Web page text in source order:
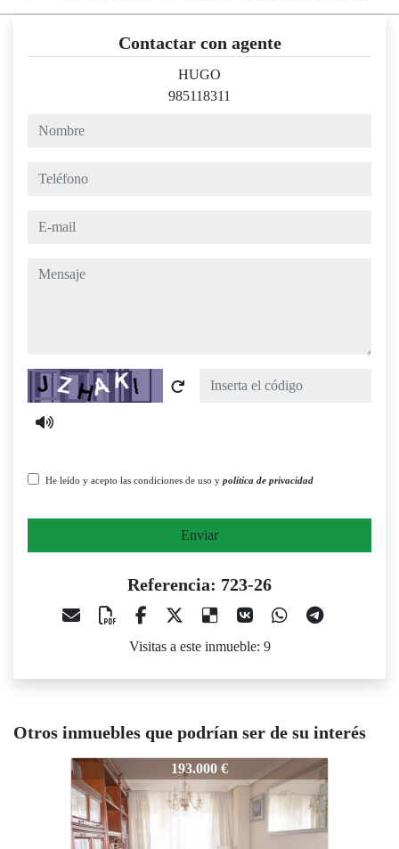
Contactar con agente
HUGO
985118311
nombre
teléfono
e-mail
mensaje
Captcha
He leído y acepto las condiciones de uso y política de privacidad
Enviar
Referencia: 723-26
Visitas a este inmueble: 9
Otros inmuebles que podrían ser de su interés
193.000 € 723-26
723-26 110.000 €